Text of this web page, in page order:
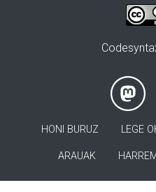
HONI BURUZ LEGE
ARAUAK